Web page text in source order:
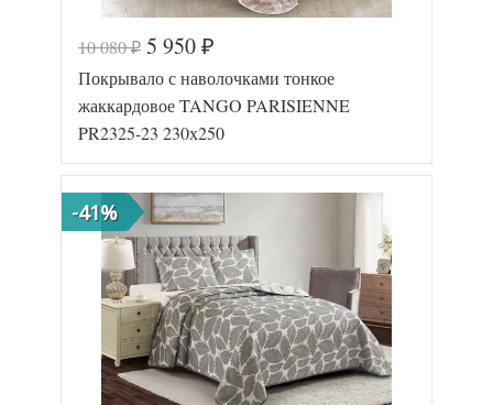
10 080₽ 5 950 ₽
Покрывало с наволочками тонкое
жаккардовое TANGO PARISIENNE
PR2325-23 230х250
-41%